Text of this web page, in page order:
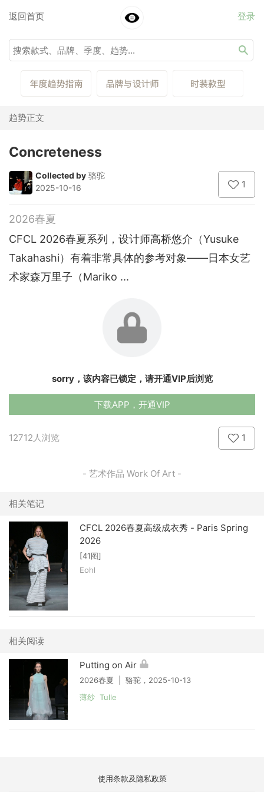
返回首页 登录
趋势正文
Concreteness
Collected by 骆驼
2025-10-16
1
2026春夏
CFCL 2026春夏系列，设计师高桥悠介（Yusuke
Takahashi）有着非常具体的参考对象——日本女艺
术家森万里子（Mariko ...
sorry，该内容已锁定，请开通VIP后浏览
下载APP，开通VIP
12712人浏览 1
- 艺术作品 Work Of Art -
相关笔记
CFCL 2026春夏高级成衣秀 - Paris Spring
2026
[41图]
Eohl
相关阅读
Putting on Air
2026春夏 | 骆驼，2025-10-13
薄纱 Tulle
使用条款及隐私政策